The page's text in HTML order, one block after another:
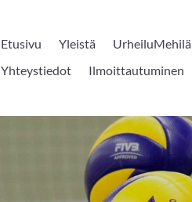
Etusivu Yleistä
Yhteystiedot
Ilmoittautuminen